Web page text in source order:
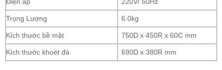
Trọng Lượng 6.0kg
Kích thước bề mặt 750D x 450R x 60C mm
Kích thước khoét đá 690D x 380R mm